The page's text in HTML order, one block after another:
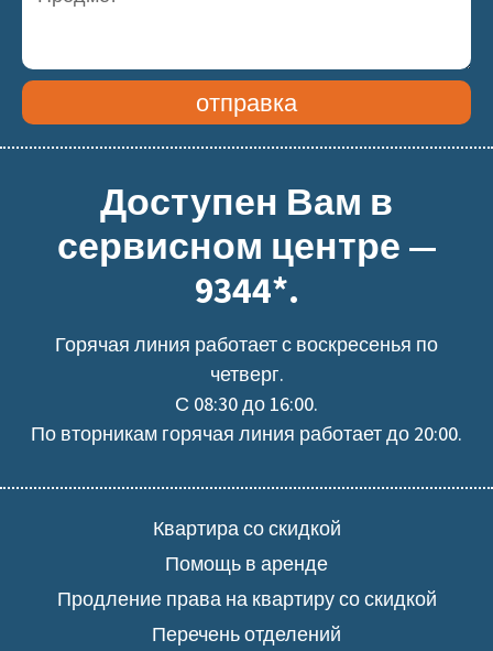
отправка
Доступен Вам в
сервисном центре —
9344*.
Горячая линия работает с воскресенья по
четверг.
С 08:30 до 16:00.
По вторникам горячая линия работает до 20:00.
Квартира со скидкой
Помощь в аренде
Продление права на квартиру со скидкой
Перечень отделений